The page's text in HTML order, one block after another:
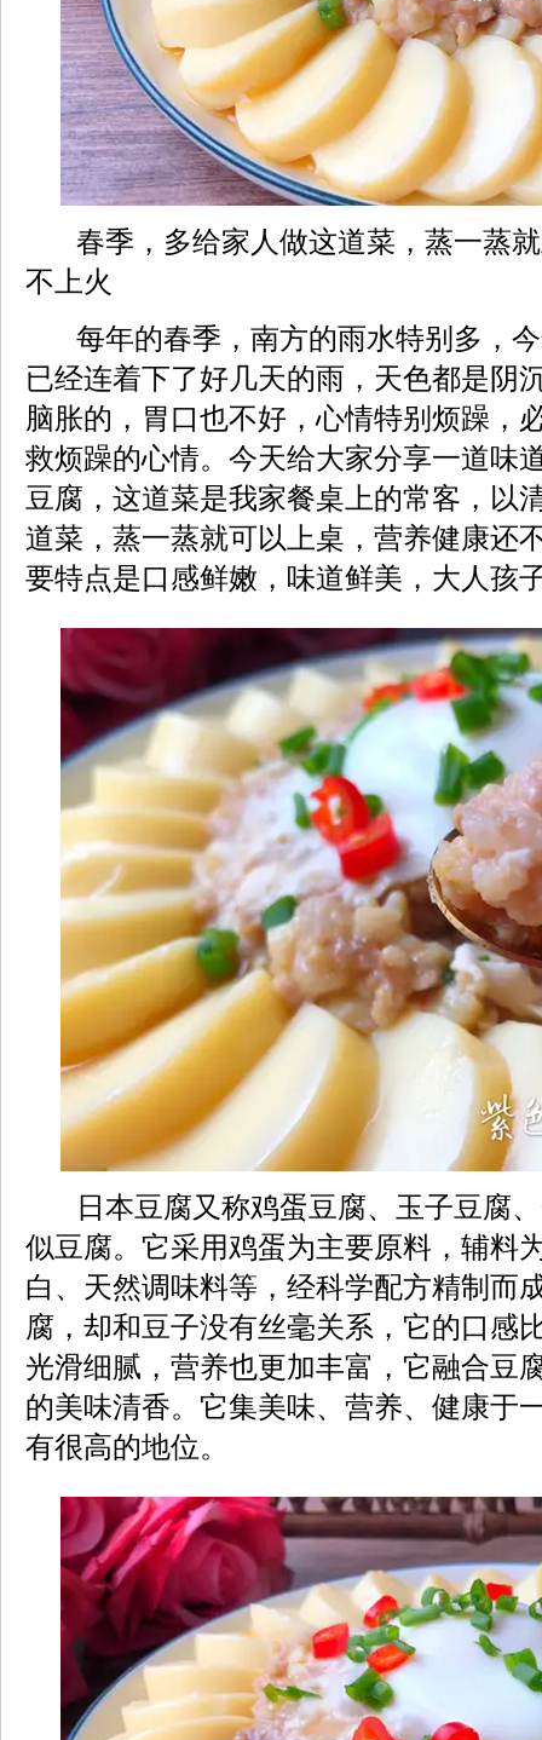
春季，多给家人做这道菜，蒸一蒸
不上火
每年的春季，南方的雨水特别多，
已经连着下了好几天的雨，天色都是阴
脑胀的，胃口也不好，心情特别烦躁，
救烦躁的心情。今天给大家分享一道味
豆腐，这道菜是我家餐桌上的常客，以
道菜，蒸一蒸就可以上桌，营养健康还
要特点是口感鲜嫩，味道鲜美，大人孩
日本豆腐又称鸡蛋豆腐、玉子豆腐
似豆腐。它采用鸡蛋为主要原料，辅料
白、天然调味料等，经科学配方精制而
腐，却和豆子没有丝毫关系，它的口感
光滑细腻，营养也更加丰富，它融合豆
的美味清香。它集美味、营养、健康于
有很高的地位。